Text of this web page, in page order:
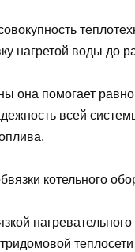
нагретой воды до
она помогает
всей
котельного